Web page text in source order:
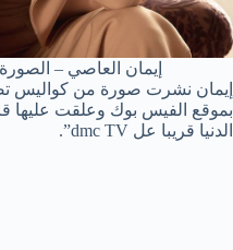
إيمان العاصي –
إيمان نشرت صورة من كواليس
بموقع الفيس بوك وعلقت عليها
الدنيا قريبا عل dmc TV”.